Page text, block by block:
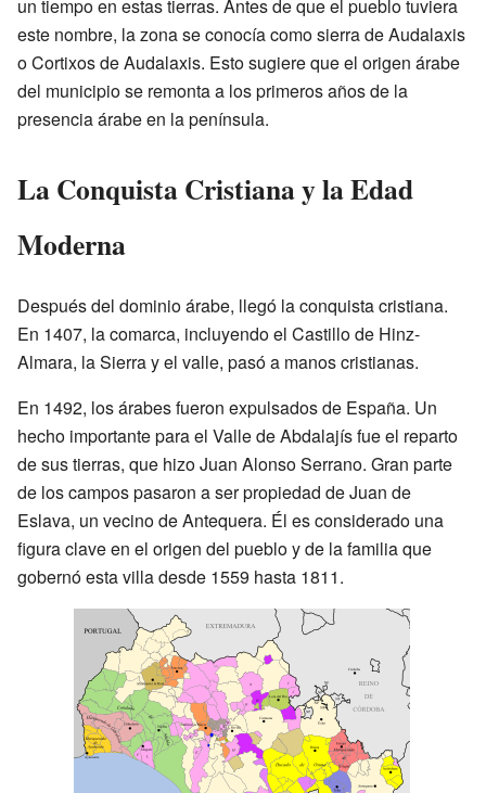
un tiempo en estas tierras. Antes de que el pueblo tuviera
este nombre, la zona se conocía como sierra de Audalaxis
o Cortixos de Audalaxis. Esto sugiere que el origen árabe
del municipio se remonta a los primeros años de la
presencia árabe en la península.
La Conquista Cristiana y la Edad
Moderna
Después del dominio árabe, llegó la conquista cristiana.
En 1407, la comarca, incluyendo el Castillo de Hinz-
Almara, la Sierra y el valle, pasó a manos cristianas.
En 1492, los árabes fueron expulsados de España. Un
hecho importante para el Valle de Abdalajís fue el reparto
de sus tierras, que hizo Juan Alonso Serrano. Gran parte
de los campos pasaron a ser propiedad de Juan de
Eslava, un vecino de Antequera. Él es considerado una
figura clave en el origen del pueblo y de la familia que
gobernó esta villa desde 1559 hasta 1811.